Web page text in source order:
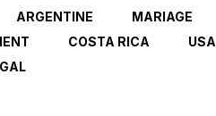
ARGENTINE MARIAGE
COSTA RICA USA